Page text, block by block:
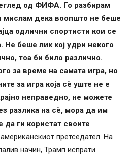
од ФИФА. Го разбирам
мислам дека воопшто не беше
одлични спортисти кои се
Не беше лик кој удри некого
тоа би било различно.
за време на самата игра, но
за игра која сè уште не е
неправедно, не можете
разлика на сè, мора да им
да ги користат своите
американскиот претседател. На
начин, Трамп испрати